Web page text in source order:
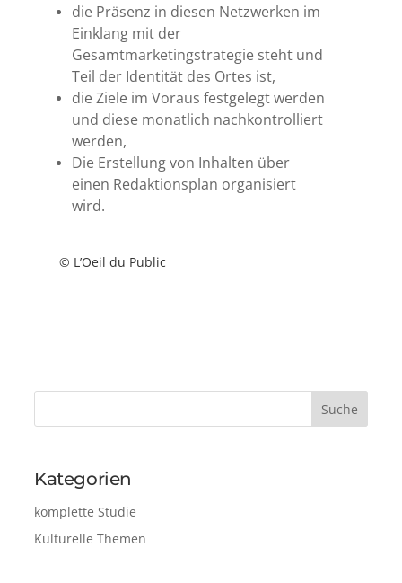
die Präsenz in diesen Netzwerken im
Einklang mit der
Gesamtmarketingstrategie steht und
Teil der Identität des Ortes ist,
die Ziele im Voraus festgelegt werden
und diese monatlich nachkontrolliert
werden,
Die Erstellung von Inhalten über
einen Redaktionsplan organisiert
wird.
© L’Oeil du Public
Kategorien
komplette Studie
Kulturelle Themen